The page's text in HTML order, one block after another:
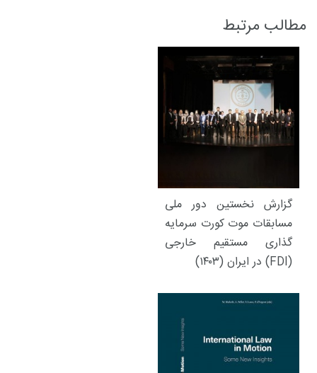
مطالب مرتبط
گزارش نخستین دور ملی
مسابقات موت کورت سرمایه
گذاری مستقیم خارجی
(FDI) در ایران (۱۴۰۳)